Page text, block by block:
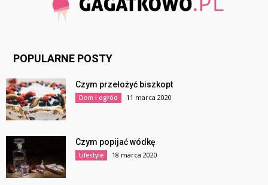
POPULARNE POSTY
Czym przełożyć biszkopt
Dom i ogród 11 marca 2020
Czym popijać wódkę
Lifestyle 18 marca 2020